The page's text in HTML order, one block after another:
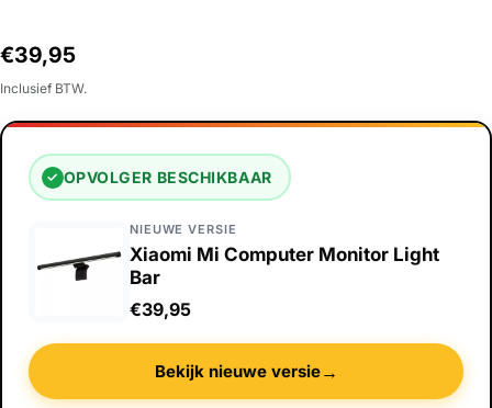
Normale
prijs
€39,95
Inclusief BTW.
✓ OPVOLGER BESCHIKBAAR
NIEUWE VERSIE
Xiaomi Mi Computer Monitor Light
Bar
€39,95
Bekijk nieuwe versie→